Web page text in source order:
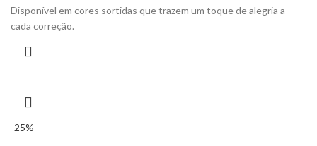
Disponível em cores sortidas que trazem um toque de alegria a
cada correção.
-25%